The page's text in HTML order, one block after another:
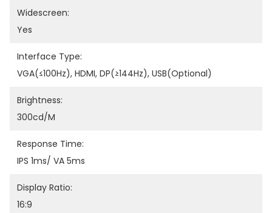
Widescreen:
Yes
Interface Type:
VGA(≤100Hz), HDMI, DP(≥144Hz), USB(Optional)
Brightness:
300cd/m
Response Time:
IPS 1ms/ VA 5ms
Display Ratio:
16:9